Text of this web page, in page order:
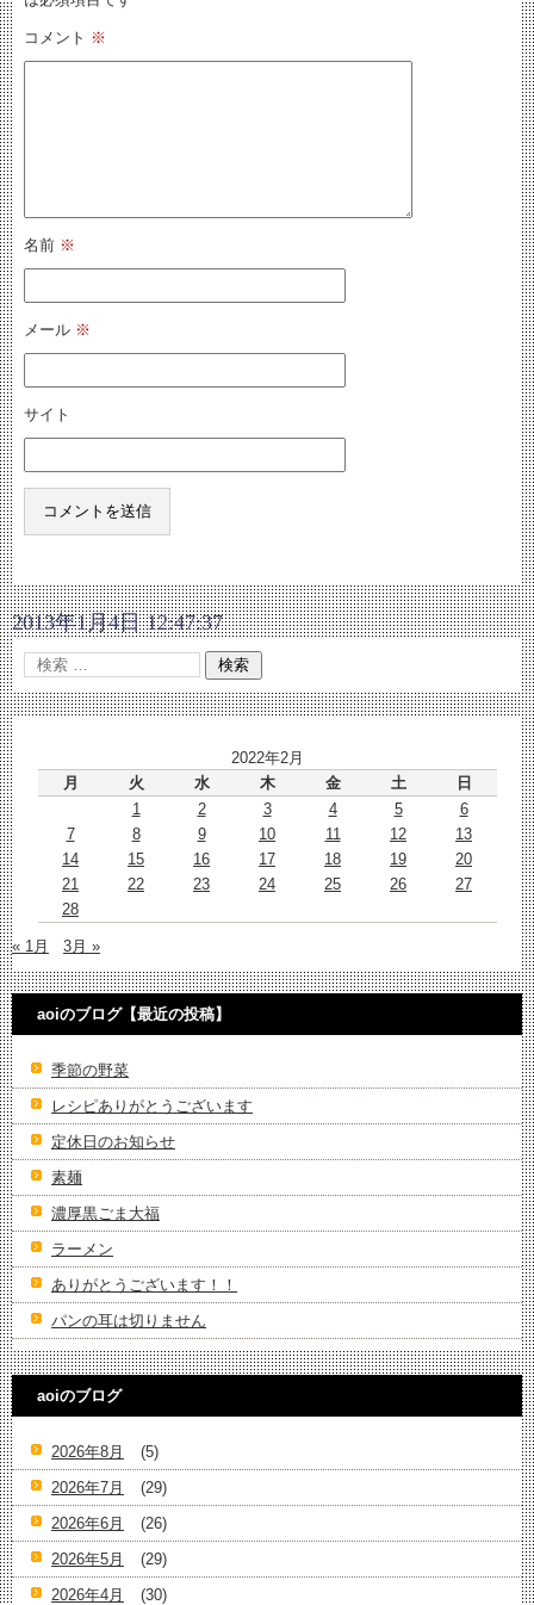
コメント ※
名前 ※
メール ※
サイト
2013年1月4日 12:47:37
2022年2月
月
火 水 木 金 土
日
1
2 3 4 5
6
7
8 9 10 11 12
13
14
15 16 17 18 19
20
21
22 23 24 25 26
27
28
« 1月 3月 »
aoiのブログ【最近の投稿】
季節の野菜
レシピありがとうございます
定休日のお知らせ
素麺
濃厚黒ごま大福
ラーメン
ありがとうございます！！
パンの耳は切りません
aoiのブログ
2026年8月
(5)
2026年7月
(29)
2026年6月
(26)
2026年5月
(29)
2026年4月
(30)